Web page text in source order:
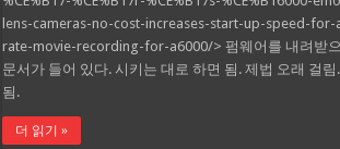
lens-cameras-no-cost-increases-start-up-speed-
rate-movie-recording-for-a6000/> 펌웨어를 내려받
문서가 들어 있다. 시키는 대로 하면 됨. 제법 오래 걸
됨.
더 읽기 »